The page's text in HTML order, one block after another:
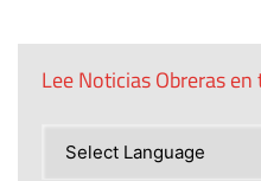
Lee Noticias Obreras